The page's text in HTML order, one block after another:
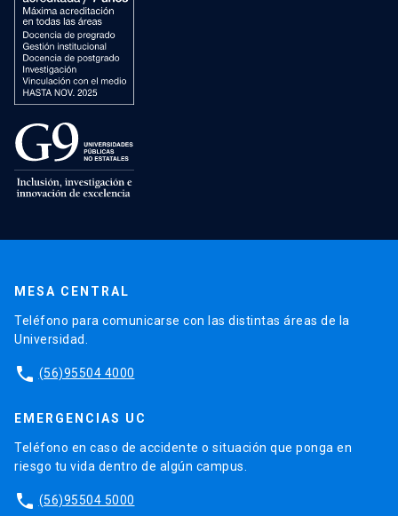
MESA CENTRAL
Teléfono para comunicarse con las distintas áreas de la
Universidad.
phone (56)95504 4000
EMERGENCIAS UC
Teléfono en caso de accidente o situación que ponga en
riesgo tu vida dentro de algún campus.
phone (56)95504 5000